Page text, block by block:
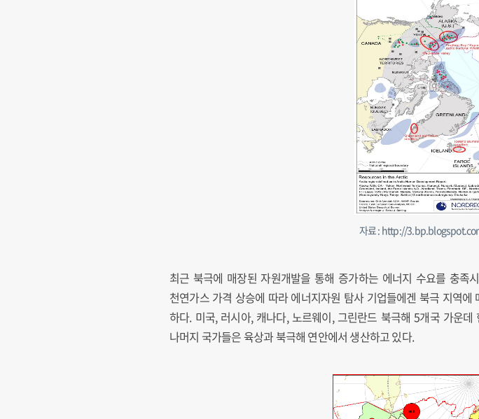
자료 : http://
최근 북극에 매장된 자원개발을 통해 증가하는 에너지 수요를 충
천연가스 가격 상승에 따라 에너지자원 탐사 기업들에겐 북극 지역
하다. 미국, 러시아, 캐나다, 노르웨이, 그린란드 북극해 5개국 가운
나머지 국가들은 육상과 북극해 연안에서 생산하고 있다.